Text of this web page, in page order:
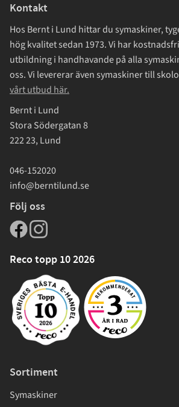
Kontakt
Hos Bernt i Lund hittar du symaskiner,
hög kvalitet sedan 1973. Vi har
utbildning i handhavande på alla
oss. Vi levererar även symaskiner till
vårt utbud här.
Bernt i Lund
Stora Södergatan 8
222 23, Lund
046-152020
info@berntilund.se
Följ oss
Reco topp 10 2026
Sortiment
Symaskiner